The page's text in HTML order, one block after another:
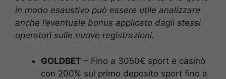
in modo esaustivo può essere utile analizzare
anche l’eventuale bonus applicato dagli stessi
operatori sulle nuove registrazioni.
GOLDBET – Fino a 3050€ sport e casinò
con 200% sul primo deposito sport fino a